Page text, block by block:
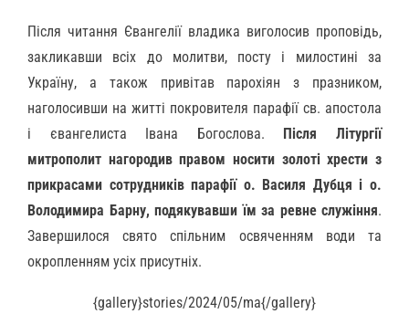
Після читання Євангелії владика виголосив проповідь,
закликавши всіх до молитви, посту і милостині за
Україну, а також привітав парохіян з празником,
наголосивши на житті покровителя парафії св. апостола
і євангелиста Івана Богослова. Після Літургії
митрополит нагородив правом носити золоті хрести з
прикрасами сотрудників парафії о. Василя Дубця і о.
Володимира Барну, подякувавши їм за ревне служіння.
Завершилося свято спільним освяченням води та
окропленням усіх присутніх.
{gallery}stories/2024/05/ma{/gallery}